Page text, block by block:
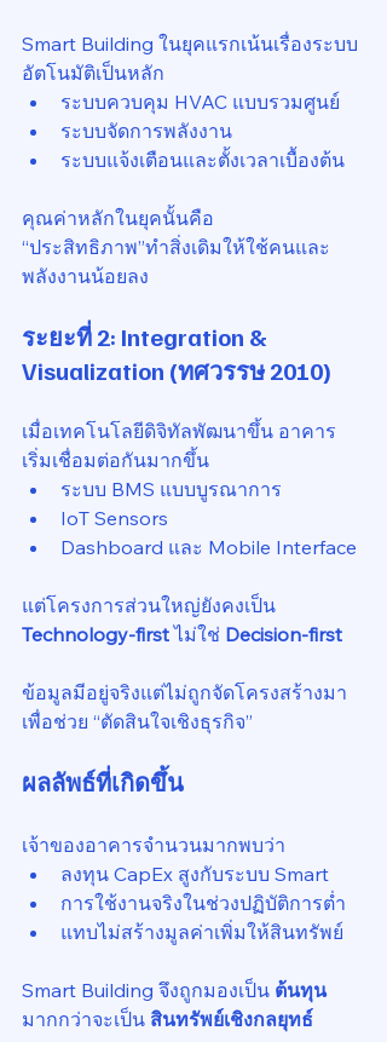
Smart Building ในยุคแรกเน้นเรื่องระบบ
อัตโนมัติเป็นหลัก
ระบบควบคุม HVAC แบบรวมศูนย์
ระบบจัดการพลังงาน
ระบบแจ้งเตือนและตั้งเวลาเบื้องต้น
คุณค่าหลักในยุคนั้นคือ
“ประสิทธิภาพ”ทำสิ่งเดิมให้ใช้คนและ
พลังงานน้อยลง
ระยะที่ 2: Integration &
Visualization (ทศวรรษ 2010)
เมื่อเทคโนโลยีดิจิทัลพัฒนาขึ้น อาคาร
เริ่มเชื่อมต่อกันมากขึ้น
ระบบ BMS แบบบูรณาการ
IoT Sensors
Dashboard และ Mobile Interface
แต่โครงการส่วนใหญ่ยังคงเป็น
Technology-first ไม่ใช่ Decision-first
ข้อมูลมีอยู่จริงแต่ไม่ถูกจัดโครงสร้างมา
เพื่อช่วย “ตัดสินใจเชิงธุรกิจ”
ผลลัพธ์ที่เกิดขึ้น
เจ้าของอาคารจำนวนมากพบว่า
ลงทุน CapEx สูงกับระบบ Smart
การใช้งานจริงในช่วงปฏิบัติการต่ำ
แทบไม่สร้างมูลค่าเพิ่มให้สินทรัพย์
Smart Building จึงถูกมองเป็น ต้นทุน
มากกว่าจะเป็น สินทรัพย์เชิงกลยุทธ์